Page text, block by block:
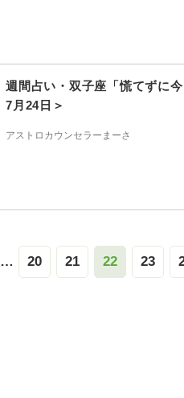
週間占い・双子座「慌てずに
7月24日＞
アストロカウンセラーまーさ
… 20 21 22 23